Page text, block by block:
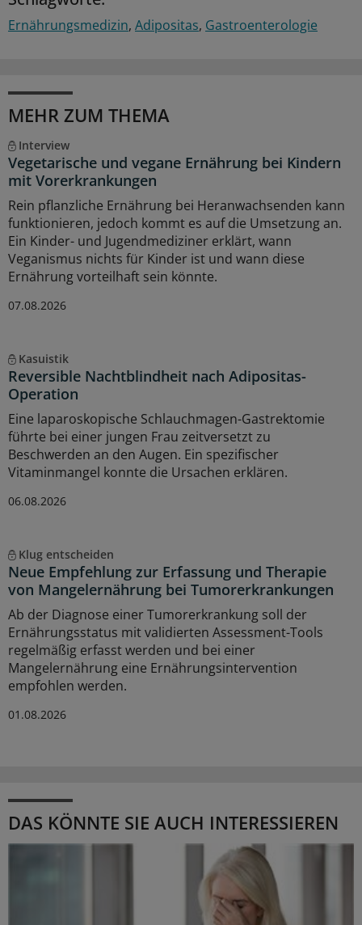
Ernährungsmedizin Adipositas Gastroenterologie
MEHR ZUM THEMA
Interview
Vegetarische und vegane Ernährung bei Kindern
mit Vorerkrankungen
Rein pflanzliche Ernährung bei Heranwachsenden kann
funktionieren, jedoch kommt es auf die Umsetzung an.
Ein Kinder- und Jugendmediziner erklärt, wann
Veganismus nichts für Kinder ist und wann diese
Ernährung vorteilhaft sein könnte.
07.08.2026
Kasuistik
Reversible Nachtblindheit nach Adipositas-
Operation
Eine laparoskopische Schlauchmagen-Gastrektomie
führte bei einer jungen Frau zeitversetzt zu
Beschwerden an den Augen. Ein spezifischer
Vitaminmangel konnte die Ursachen erklären.
06.08.2026
Klug entscheiden
Neue Empfehlung zur Erfassung und Therapie
von Mangelernährung bei Tumorerkrankungen
Ab der Diagnose einer Tumorerkrankung soll der
Ernährungsstatus mit validierten Assessment-Tools
regelmäßig erfasst werden und bei einer
Mangelernährung eine Ernährungsintervention
empfohlen werden.
01.08.2026
DAS KÖNNTE SIE AUCH INTERESSIEREN